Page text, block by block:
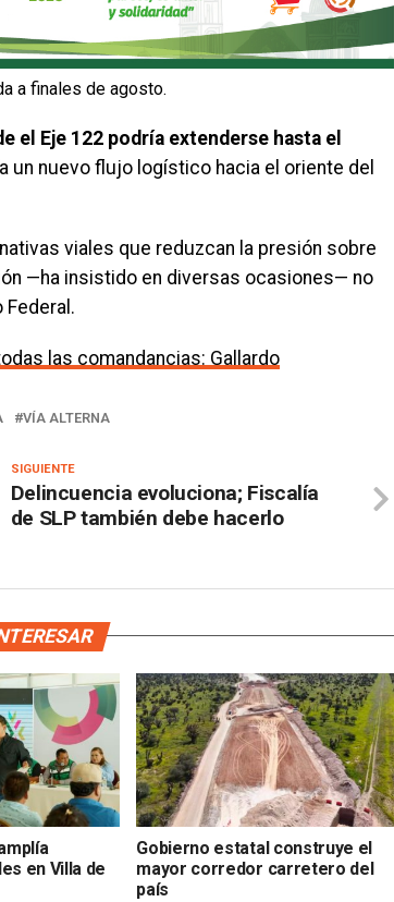
a finales de agosto.
el Eje 122 podría extenderse hasta el
un nuevo flujo logístico hacia el oriente del
viales que reduzcan la presión sobre
—ha insistido en diversas ocasiones— no
Federal.
las comandancias: Gallardo
VÍA ALTERNA
SIGUIENTE
Delincuencia evoluciona; Fiscalía
de SLP también debe hacerlo
en Villa de
Gobierno estatal construye el
mayor corredor carretero del
país